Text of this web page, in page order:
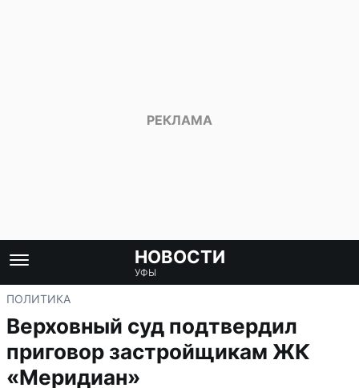
НОВОСТИ
УФЫ
ПОЛИТИКА
Верховный суд подтвердил
приговор застройщикам ЖК
«Меридиан»